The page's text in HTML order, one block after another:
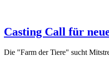
Casting Call für
Die "Farm der Tiere" sucht